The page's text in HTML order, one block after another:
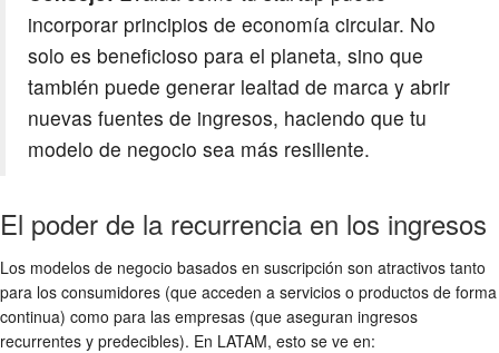
incorporar principios de economía circular. No
solo es beneficioso para el planeta, sino que
también puede generar lealtad de marca y abrir
nuevas fuentes de ingresos, haciendo que tu
modelo de negocio sea más resiliente.
El poder de la recurrencia en los ingresos
Los modelos de negocio basados en suscripción son atractivos tanto
para los consumidores (que acceden a servicios o productos de forma
continua) como para las empresas (que aseguran ingresos
recurrentes y predecibles). En LATAM, esto se ve en: